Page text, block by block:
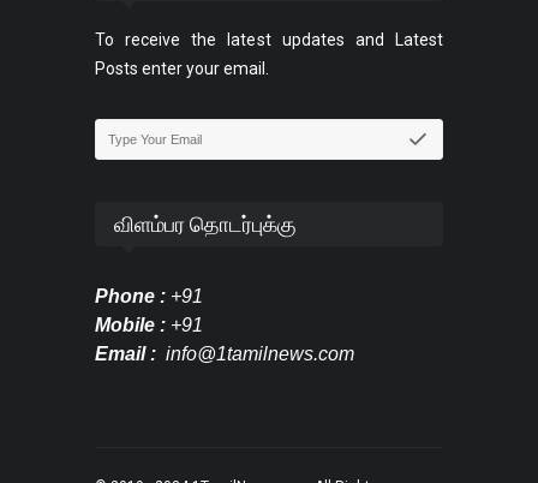
To receive the latest updates and Latest
Posts enter your email.
விளம்பர தொடர்புக்கு
Phone : +91
Mobile : +91
Email : info@1tamilnews.com